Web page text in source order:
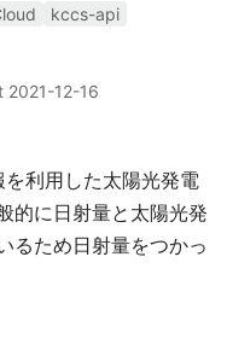
kccs-api
2021-12-16
利用した太陽光発電
的に日射量と太陽光発
るため日射量をつかっ